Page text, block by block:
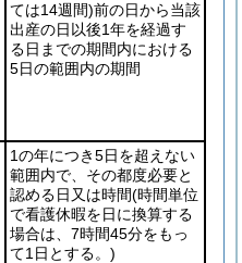
ては14週間)前の日から当該
出産の日以後1年を経過す
る日までの期間内における
5日の範囲内の期間
1の年につき5日を超えない
範囲内で、その都度必要と
認める日又は時間(時間単位
で看護休暇を日に換算する
場合は、7時間45分をもっ
て1日とする。)